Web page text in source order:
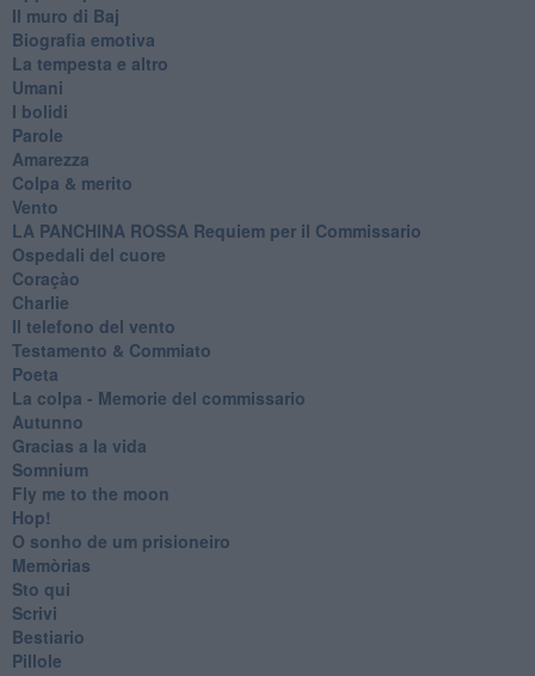
Il muro di Baj
Biografia emotiva
La tempesta e altro
Umani
I bolidi
Parole
Amarezza
Colpa & merito
Vento
​LA PANCHINA ROSSA Requiem per il Commissario
Ospedali del cuore
Coraçào
Charlie
Il telefono del vento
Testamento & Commiato
Poeta
​La colpa - Memorie del commissario
Autunno
Gracias a la vida
Somnium
Fly me to the moon
Hop!
O sonho de um prisioneiro
Memòrias
Sto qui
Scrivi
Bestiario
Pillole